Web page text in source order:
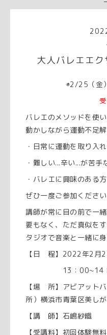
大人バレエエ
◉2/25（金
バレエのメソッドを使
動かしながら運動不足
・日常に運動を取り入
・難しい...辛い...が苦手
・バレエに興味のある方
ぜひ一度ご参加くださ
講師が常に目の前で一
要もなく、ただ真似を
タジオで音楽と一緒に
【日 程】2022年2月
13：00~14
【場 所】アビアット
所）横浜市青葉区美し
【講 師】石嶋紗織
【受講料】初回体験無